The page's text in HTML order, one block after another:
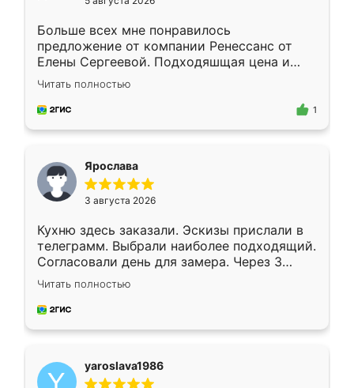
Больше всех мне понравилось
предложение от компании Ренессанс от
Елены Сергеевой. Подходяшщая цена и
короткие сроки изготовления. Приехавший
для замера сотрудник Владислав
предложил по моему эскизу самый
Читать полностью
1
Ярослава
3 августа 2026
Кухню здесь заказали. Эскизы прислали в
телеграмм. Выбрали наиболее подходящий.
Согласовали день для замера. Через 3
недели кухня была уже готова. Остались
довольны работой. Спасибо Ренессанс
мебель за качественную работу!
Читать полностью
yaroslava1986